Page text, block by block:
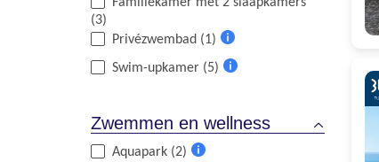
(3)
Privézwembad (1)
informatie
Swim-upkamer (5)
Zwemmen en wellness
Aquapark (2)